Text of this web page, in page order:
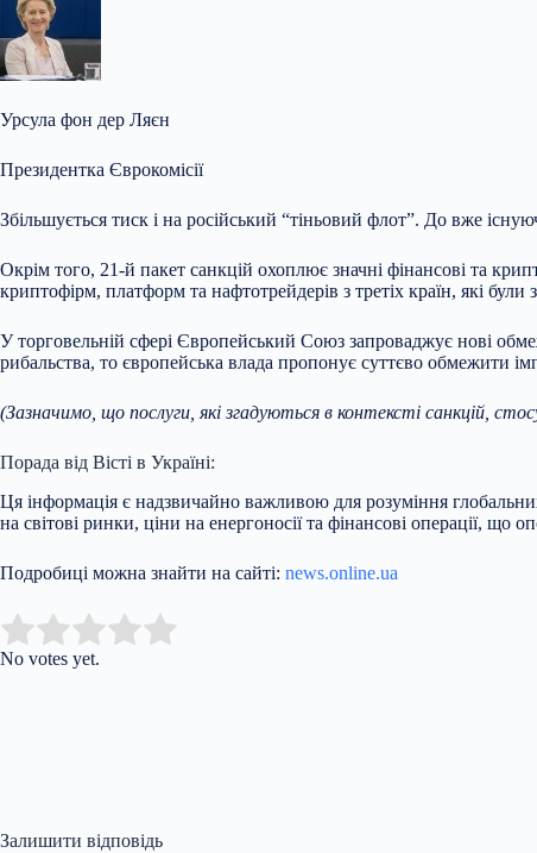
Урсула фон дер Ляєн
Президентка Єврокомісії
Збільшується тиск і на російський “тіньовий флот”. До вже
Окрім того, 21-й пакет санкцій охоплює значні фінансові та
криптофірм, платформ та нафтотрейдерів з третіх країн, які
У торговельній сфері Європейський Союз запроваджує нові
рибальства, то європейська влада пропонує суттєво обмежити
(Зазначимо, що послуги, які згадуються в контексті санкцій,
Порада від Вісті в Україні:
Ця інформація є надзвичайно важливою для розуміння
на світові ринки, ціни на енергоносії та фінансові операції,
Подробиці можна знайти на сайті: news.online.ua
Rate this item:
No votes yet.
Залишити відповідь